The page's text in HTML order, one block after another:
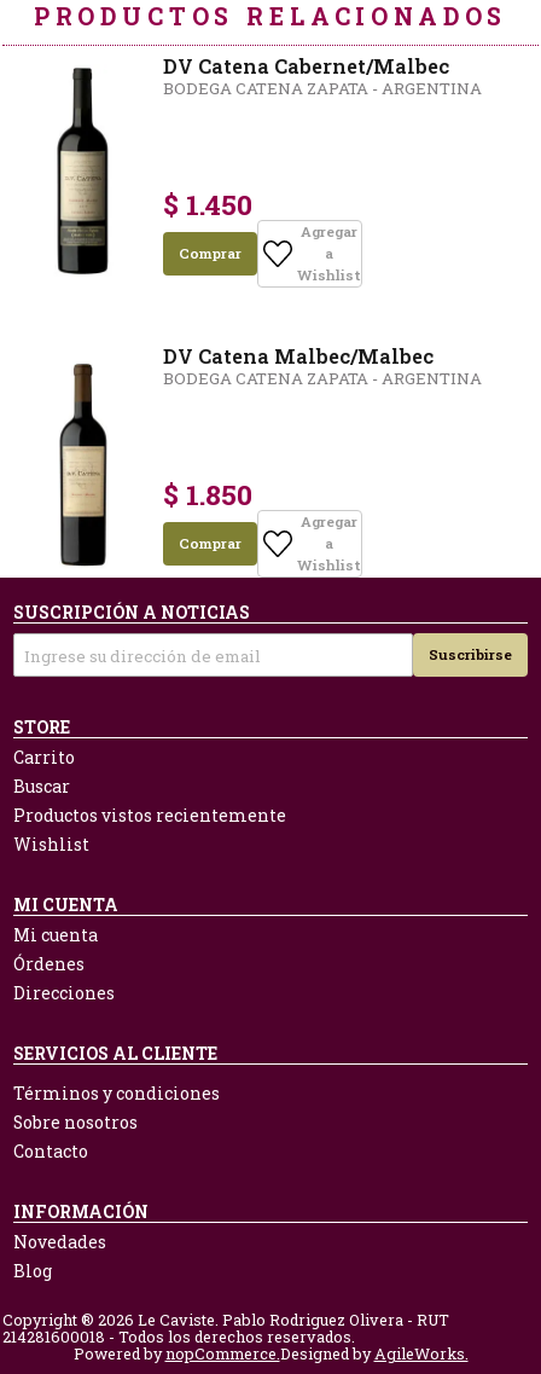
PRODUCTOS RELACIONADOS
DV Catena Cabernet/Malbec
BODEGA CATENA ZAPATA - ARGENTINA
$ 1.450
Comprar
Agregar
a
Wishlist
DV Catena Malbec/Malbec
BODEGA CATENA ZAPATA - ARGENTINA
$ 1.850
Comprar
Agregar
a
Wishlist
SUSCRIPCIÓN A NOTICIAS
Suscribirse
STORE
Carrito
Buscar
Productos vistos recientemente
Wishlist
MI CUENTA
Mi cuenta
Órdenes
Direcciones
SERVICIOS AL CLIENTE
Términos y condiciones
Sobre nosotros
Contacto
INFORMACIÓN
Novedades
Blog
Copyright ® 2026 Le Caviste. Pablo Rodriguez Olivera - RUT
214281600018 - Todos los derechos reservados.
Powered bynopCommerce. Designed byAgileWorks.